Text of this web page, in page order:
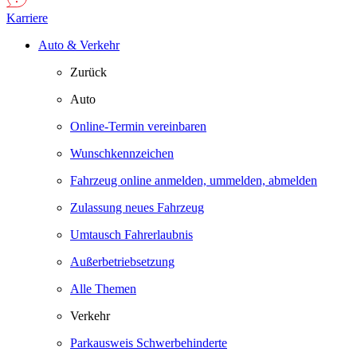
Karriere
Auto & Verkehr
Zurück
Auto
Online-Termin vereinbaren
Wunschkennzeichen
Fahrzeug online anmelden, ummelden, abmelden
Zulassung neues Fahrzeug
Umtausch Fahrerlaubnis
Außerbetriebsetzung
Alle Themen
Verkehr
Parkausweis Schwerbehinderte